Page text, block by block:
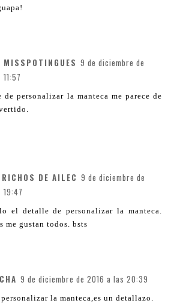
MISSPOTINGUES 9 de diciembre de
personalizar la manteca me parece de
DE AILEC 9 de diciembre de
el detalle de personalizar la manteca.
me gustan todos. bsts
9 de diciembre de 2016 a las 20:39
la manteca,es un detallazo.